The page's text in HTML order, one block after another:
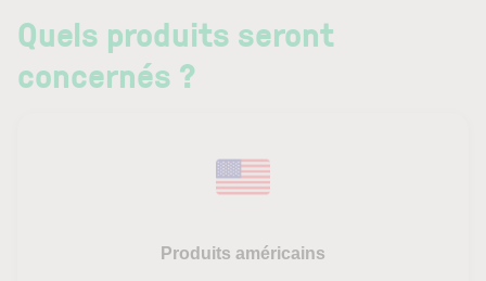
Quels produits seront
concernés ?
Produits américains